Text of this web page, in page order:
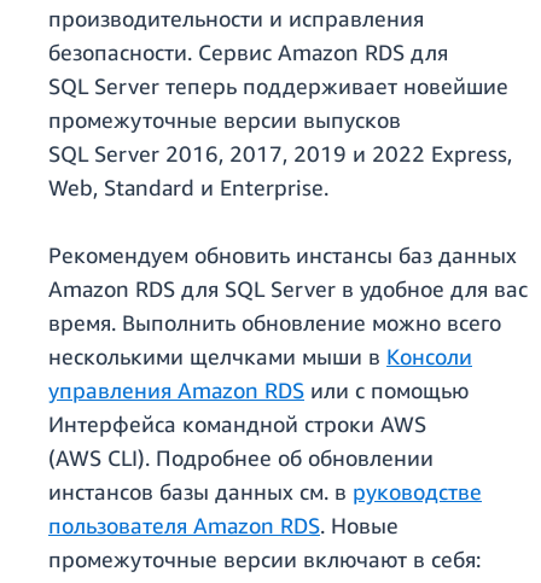
производительности и исправления
безопасности. Сервис Amazon RDS для
SQL Server теперь поддерживает новейшие
промежуточные версии выпусков
SQL Server 2016, 2017, 2019 и 2022 Express,
Web, Standard и Enterprise.
Рекомендуем обновить инстансы баз данных
Amazon RDS для SQL Server в удобное для вас
время. Выполнить обновление можно всего
несколькими щелчками мыши в Консоли
управления Amazon RDS или с помощью
Интерфейса командной строки AWS
(AWS CLI). Подробнее об обновлении
инстансов базы данных см. в руководстве
пользователя Amazon RDS. Новые
промежуточные версии включают в себя: